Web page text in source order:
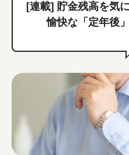
[連載] 貯金残高を気
愉快な「定年後